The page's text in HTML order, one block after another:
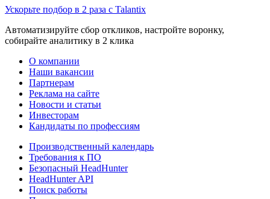
Ускорьте подбор в 2 раза с Talantix
Автоматизируйте сбор откликов, настройте воронку,
собирайте аналитику в 2 клика
О компании
Наши вакансии
Партнерам
Реклама на сайте
Новости и статьи
Инвесторам
Кандидаты по профессиям
Производственный календарь
Требования к ПО
Безопасный HeadHunter
HeadHunter API
Поиск работы